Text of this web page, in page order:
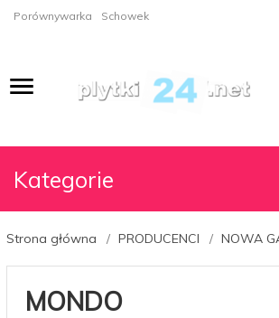
Porównywarka Schowek
Kategorie
Strona główna PRODUCENCI NOWA
MONDO